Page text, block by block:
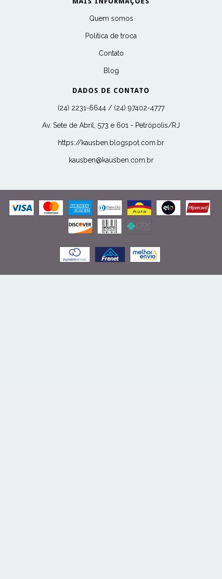
Quem somos
Politica de troca
Contato
Blog
DADOS DE CONTATO
(24) 2231-6644 / (24) 97402-4777
Av. Sete de Abril, 573 e 601 - Petrópolis/RJ
https://kausben.blogspot.com.br
kausben@kausben.com.br